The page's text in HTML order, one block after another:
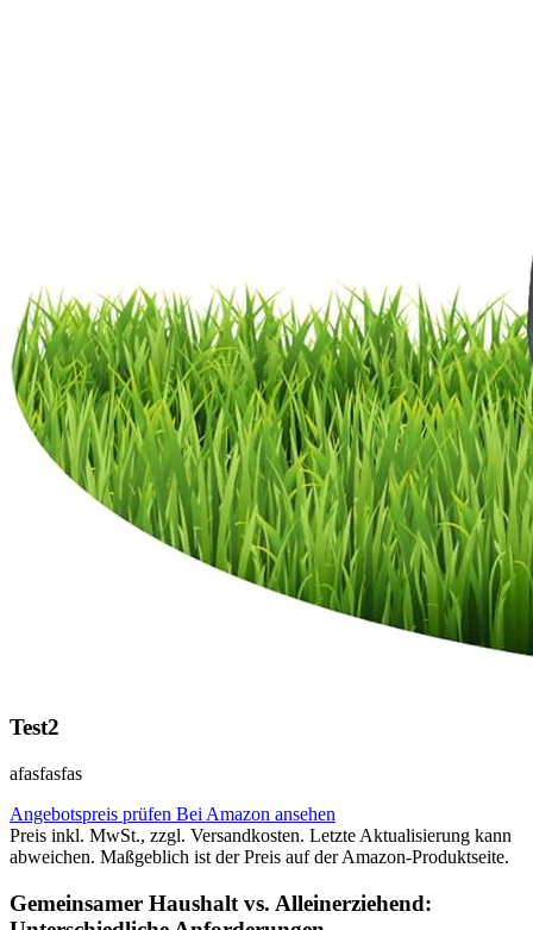
Test2
afasfasfas
Angebotspreis prüfen Bei Amazon ansehen
Preis inkl. MwSt., zzgl. Versandkosten. Letzte Aktualisierung kann
abweichen. Maßgeblich ist der Preis auf der Amazon-Produktseite.
Gemeinsamer Haushalt vs. Alleinerziehend: